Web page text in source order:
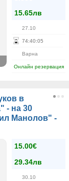
15.65лв
27.10
74:40:05
Варна
Онлайн резервация
в
- на 30
Манолов" -
15.00€
29.34лв
30.10